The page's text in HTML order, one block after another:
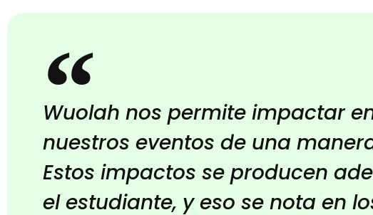
Wuolah nos permite impactar
nuestros eventos de una
Estos impactos se producen
el estudiante, y eso se nota en